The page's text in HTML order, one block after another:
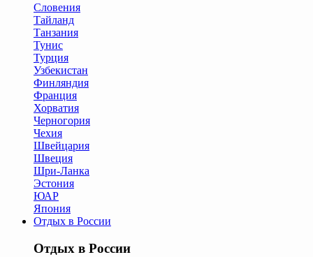
Словения
Тайланд
Танзания
Тунис
Турция
Узбекистан
Финляндия
Франция
Хорватия
Черногория
Чехия
Швейцария
Швеция
Шри-Ланка
Эстония
ЮАР
Япония
Отдых в России
Отдых в России